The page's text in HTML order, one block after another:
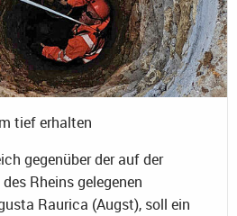
tief erhalten
gegenüber der auf der
Rheins gelegenen
Raurica (Augst), soll ein